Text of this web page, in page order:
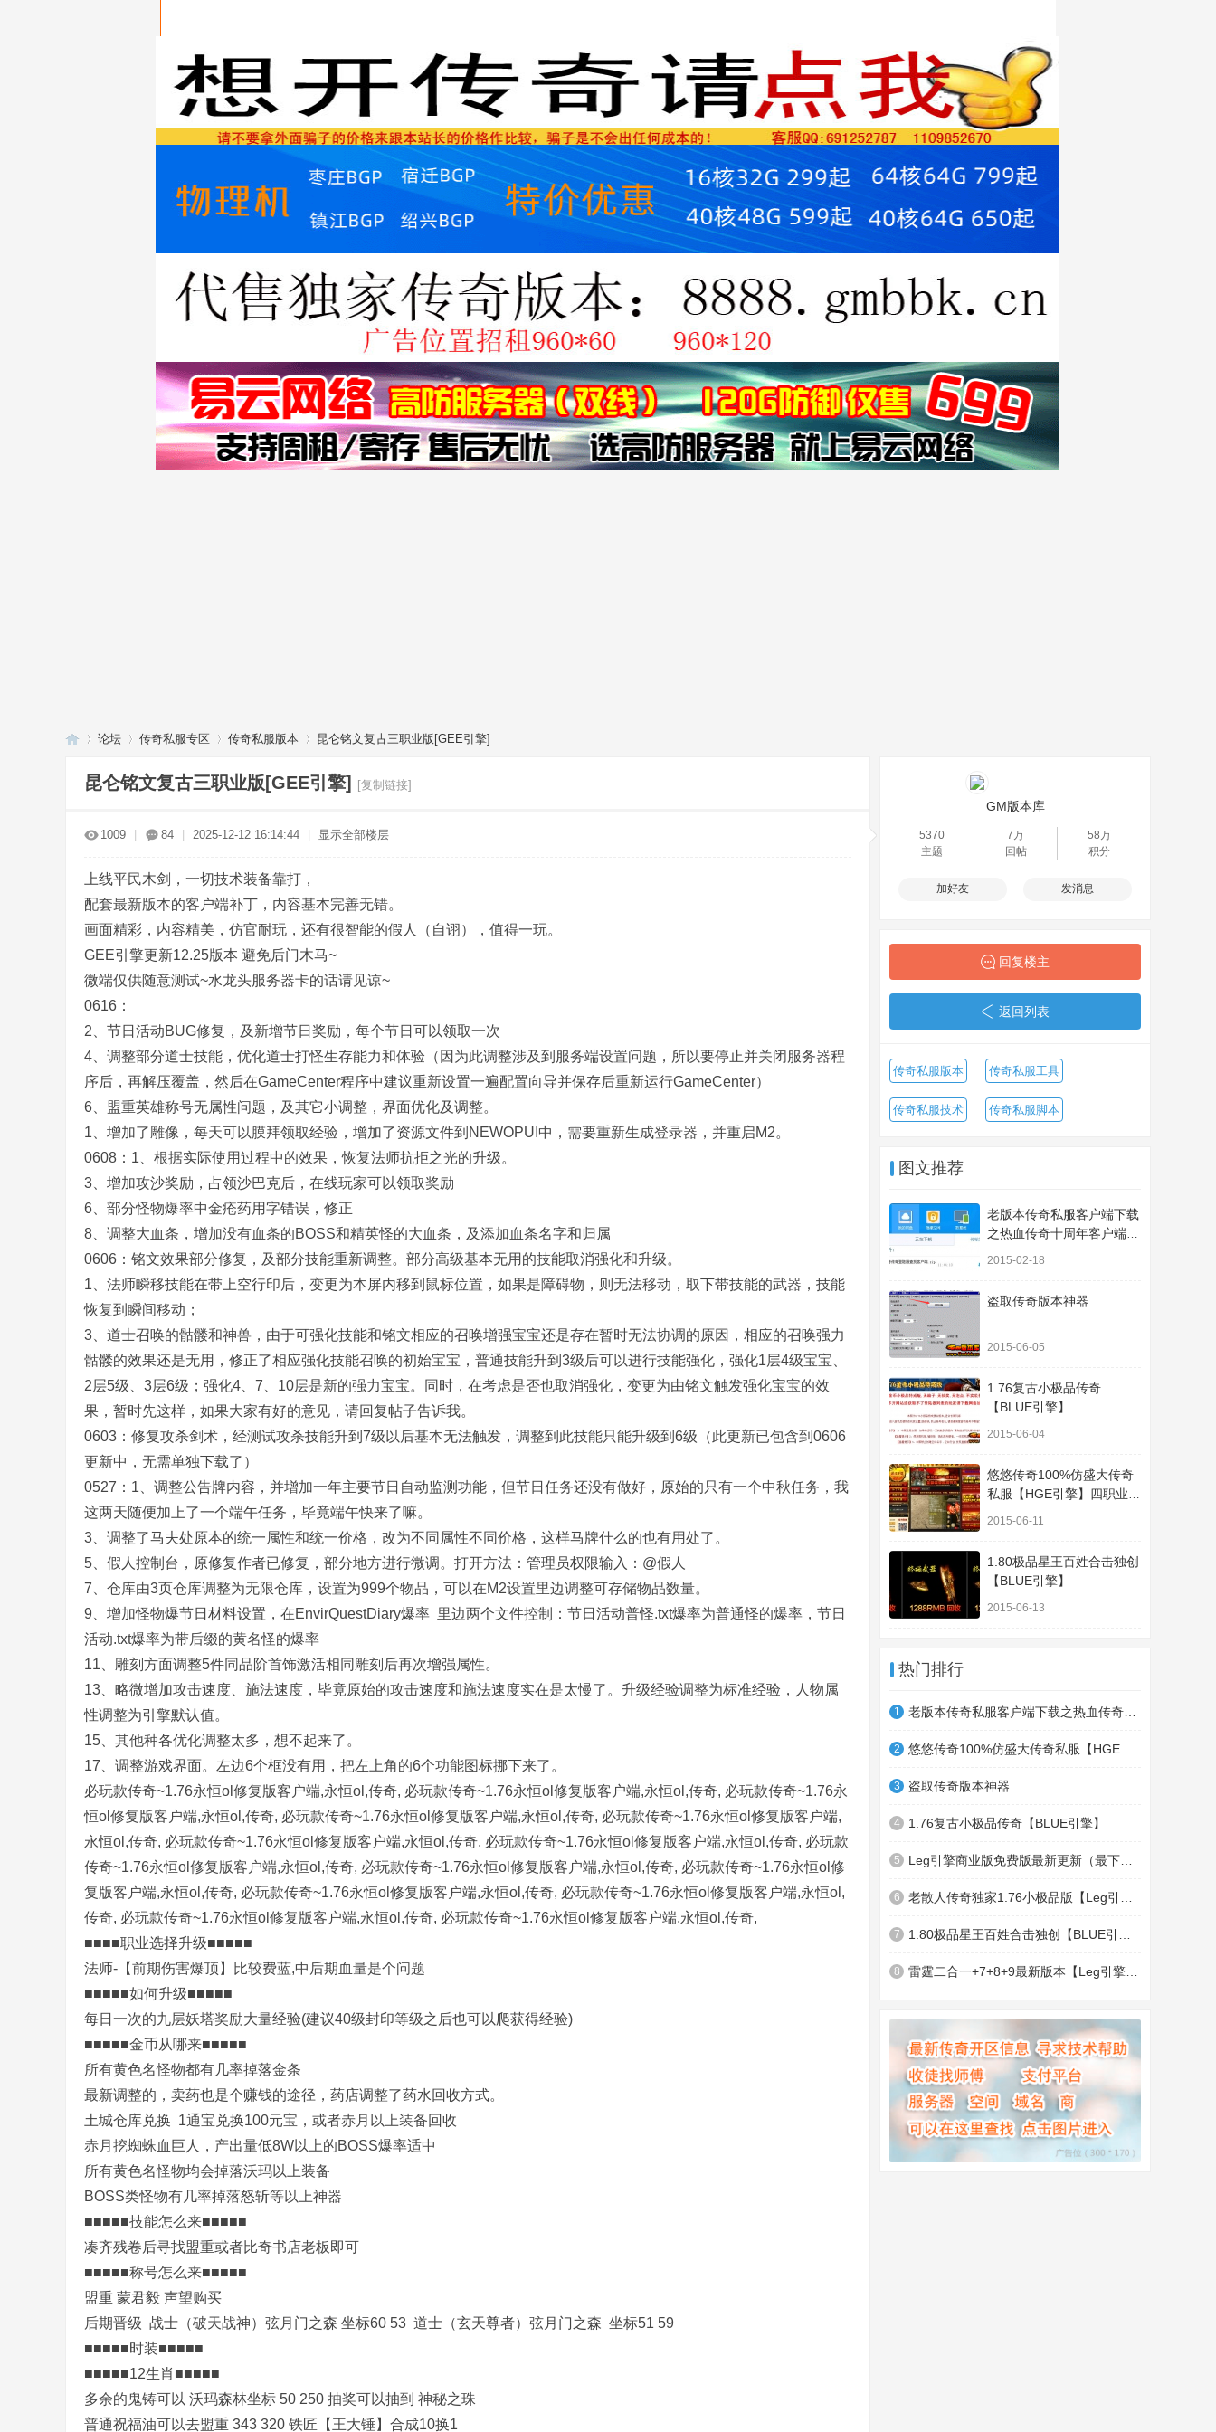
论坛 传奇私服专区 传奇私服版本 昆仑铭文复古三职业版[GEE引擎]
昆仑铭文复古三职业版[GEE引擎] [复制链接]
1009 84 2025-12-12 16:14:44 显示全部楼层
上线平民木剑，一切技术装备靠打，
配套最新版本的客户端补丁，内容基本完善无错。
画面精彩，内容精美，仿官耐玩，还有很智能的假人（自诩），值得一玩。
GEE引擎更新12.25版本 避免后门木马~
微端仅供随意测试~水龙头服务器卡的话请见谅~
0616：
2、节日活动BUG修复，及新增节日奖励，每个节日可以领取一次
4、调整部分道士技能，优化道士打怪生存能力和体验（因为此调整涉及到服务端设置问题，所以要停止并关闭服务器程
序后，再解压覆盖，然后在GameCenter程序中建议重新设置一遍配置向导并保存后重新运行GameCenter）
6、盟重英雄称号无属性问题，及其它小调整，界面优化及调整。
1、增加了雕像，每天可以膜拜领取经验，增加了资源文件到NEWOPUI中，需要重新生成登录器，并重启M2。
0608：1、根据实际使用过程中的效果，恢复法师抗拒之光的升级。
3、增加攻沙奖励，占领沙巴克后，在线玩家可以领取奖励
6、部分怪物爆率中金疮药用字错误，修正
8、调整大血条，增加没有血条的BOSS和精英怪的大血条，及添加血条名字和归属
0606：铭文效果部分修复，及部分技能重新调整。部分高级基本无用的技能取消强化和升级。
1、法师瞬移技能在带上空行印后，变更为本屏内移到鼠标位置，如果是障碍物，则无法移动，取下带技能的武器，技能
恢复到瞬间移动；
3、道士召唤的骷髅和神兽，由于可强化技能和铭文相应的召唤增强宝宝还是存在暂时无法协调的原因，相应的召唤强力
骷髅的效果还是无用，修正了相应强化技能召唤的初始宝宝，普通技能升到3级后可以进行技能强化，强化1层4级宝宝、
2层5级、3层6级；强化4、7、10层是新的强力宝宝。同时，在考虑是否也取消强化，变更为由铭文触发强化宝宝的效
果，暂时先这样，如果大家有好的意见，请回复帖子告诉我。
0603：修复攻杀剑术，经测试攻杀技能升到7级以后基本无法触发，调整到此技能只能升级到6级（此更新已包含到0606
更新中，无需单独下载了）
0527：1、调整公告牌内容，并增加一年主要节日自动监测功能，但节日任务还没有做好，原始的只有一个中秋任务，我
这两天随便加上了一个端午任务，毕竟端午快来了嘛。
3、调整了马夫处原本的统一属性和统一价格，改为不同属性不同价格，这样马牌什么的也有用处了。
5、假人控制台，原修复作者已修复，部分地方进行微调。打开方法：管理员权限输入：@假人
7、仓库由3页仓库调整为无限仓库，设置为999个物品，可以在M2设置里边调整可存储物品数量。
9、增加怪物爆节日材料设置，在EnvirQuestDiary爆率 里边两个文件控制：节日活动普怪.txt爆率为普通怪的爆率，节日
活动.txt爆率为带后缀的黄名怪的爆率
11、雕刻方面调整5件同品阶首饰激活相同雕刻后再次增强属性。
13、略微增加攻击速度、施法速度，毕竟原始的攻击速度和施法速度实在是太慢了。升级经验调整为标准经验，人物属
性调整为引擎默认值。
15、其他种各优化调整太多，想不起来了。
17、调整游戏界面。左边6个框没有用，把左上角的6个功能图标挪下来了。
必玩款传奇~1.76永恒ol修复版客户端,永恒ol,传奇, 必玩款传奇~1.76永恒ol修复版客户端,永恒ol,传奇, 必玩款传奇~1.76永
恒ol修复版客户端,永恒ol,传奇, 必玩款传奇~1.76永恒ol修复版客户端,永恒ol,传奇, 必玩款传奇~1.76永恒ol修复版客户端,
永恒ol,传奇, 必玩款传奇~1.76永恒ol修复版客户端,永恒ol,传奇, 必玩款传奇~1.76永恒ol修复版客户端,永恒ol,传奇, 必玩款
传奇~1.76永恒ol修复版客户端,永恒ol,传奇, 必玩款传奇~1.76永恒ol修复版客户端,永恒ol,传奇, 必玩款传奇~1.76永恒ol修
复版客户端,永恒ol,传奇, 必玩款传奇~1.76永恒ol修复版客户端,永恒ol,传奇, 必玩款传奇~1.76永恒ol修复版客户端,永恒ol,
传奇, 必玩款传奇~1.76永恒ol修复版客户端,永恒ol,传奇, 必玩款传奇~1.76永恒ol修复版客户端,永恒ol,传奇,
■■■■职业选择升级■■■■■
法师-【前期伤害爆顶】比较费蓝,中后期血量是个问题
■■■■■如何升级■■■■■
每日一次的九层妖塔奖励大量经验(建议40级封印等级之后也可以爬获得经验)
■■■■■金币从哪来■■■■■
所有黄色名怪物都有几率掉落金条
最新调整的，卖药也是个赚钱的途径，药店调整了药水回收方式。
土城仓库兑换 1通宝兑换100元宝，或者赤月以上装备回收
赤月挖蜘蛛血巨人，产出量低8W以上的BOSS爆率适中
所有黄色名怪物均会掉落沃玛以上装备
BOSS类怪物有几率掉落怒斩等以上神器
■■■■■技能怎么来■■■■■
凑齐残卷后寻找盟重或者比奇书店老板即可
■■■■■称号怎么来■■■■■
盟重 蒙君毅 声望购买
后期晋级 战士（破天战神）弦月门之森 坐标60 53 道士（玄天尊者）弦月门之森 坐标51 59
■■■■■时装■■■■■
■■■■■12生肖■■■■■
多余的鬼铸可以 沃玛森林坐标 50 250 抽奖可以抽到 神秘之珠
普通祝福油可以去盟重 343 320 铁匠【王大锤】合成10换1
GM版本库
5370
主题
7万
回帖
58万
积分
加好友 发消息
回复楼主
返回列表
传奇私服版本 传奇私服工具
传奇私服技术 传奇私服脚本
图文推荐
老版本传奇私服客户端下载
之热血传奇十周年客户端下
2015-02-18
盗取传奇版本神器
2015-06-05
1.76复古小极品传奇
【BLUE引擎】
2015-06-04
悠悠传奇100%仿盛大传奇
私服【HGE引擎】四职业疯
2015-06-11
1.80极品星王百姓合击独创
【BLUE引擎】
2015-06-13
热门排行
1
2
3 盗取传奇版本神器
4 1.76复古小极品传奇【BLUE引擎】
5
6
7
8